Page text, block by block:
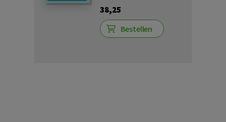
38,25
Bestellen